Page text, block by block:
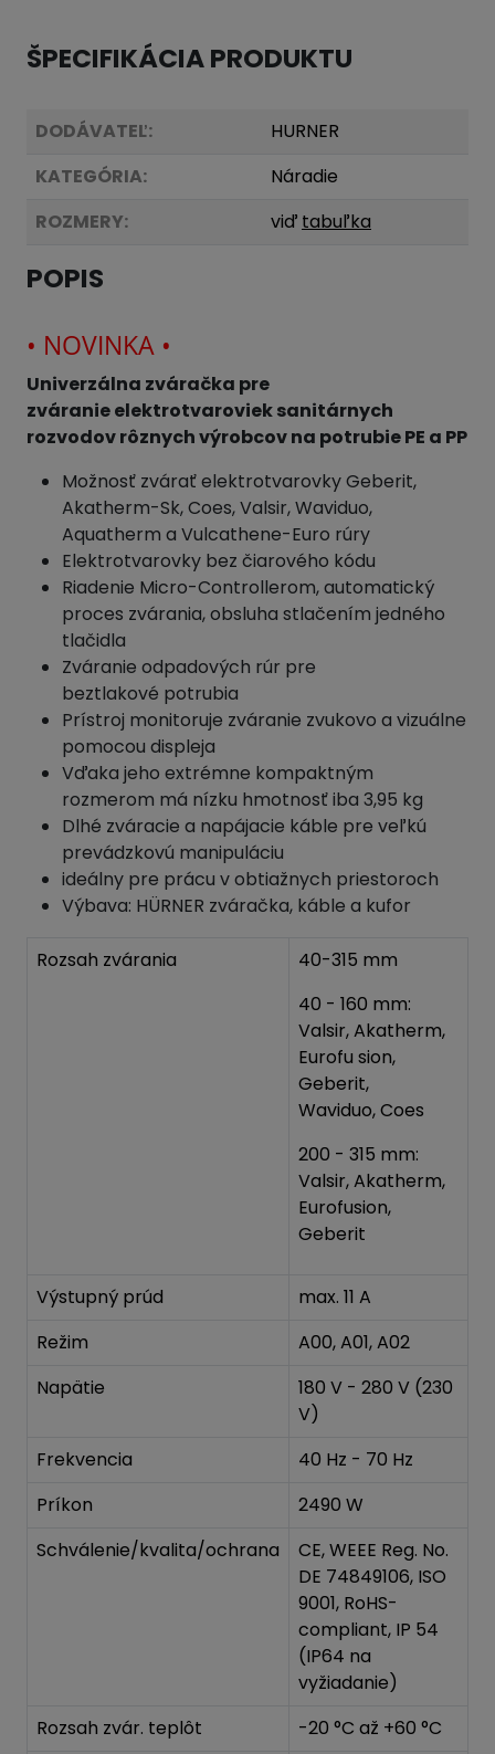
ŠPECIFIKÁCIA PRODUKTU
DODÁVATEĽ:
HURNER
KATEGÓRIA:
Náradie
ROZMERY:
viď tabuľka
POPIS
• NOVINKA •
Univerzálna zváračka pre
zváranie elektrotvaroviek sanitárnych
rozvodovrôznych výrobcovna potrubie PE a PP
Možnosť zvárať elektrotvarovky Geberit,
Akatherm-Sk, Coes, Valsir, Waviduo,
Aquatherm a Vulcathene-Euro rúry
Elektrotvarovky bez čiarového kódu
Riadenie Micro-Controllerom, automatický
proces zvárania, obsluha stlačením jedného
tlačidla
Zváranie odpadových rúr pre
beztlakové potrubia
Prístroj monitoruje zváranie zvukovo a vizuálne
pomocou displeja
Vďaka jeho extrémne kompaktným
rozmerom má nízku hmotnosť iba 3,95 kg
Dlhé zváracie a napájacie káble pre veľkú
prevádzkovú manipuláciu
ideálny pre prácu v obtiažnych priestoroch
Výbava: HÜRNER zváračka, káble a kufor
Rozsah zvárania
40-315 mm
40 - 160 mm:
Valsir, Akatherm,
Eurofu sion,
Geberit,
Waviduo, Coes
200 - 315 mm:
Valsir, Akatherm,
Eurofusion,
Geberit
Výstupný prúd
max. 11 A
Režim
A00, A01, A02
Napätie
180 V - 280 V (230
V)
Frekvencia
40 Hz - 70 Hz
Príkon
2490 W
Schválenie/kvalita/ochrana
CE, WEEE Reg. No.
DE 74849106, ISO
9001, RoHS-
compliant, IP 54
(IP64 na
vyžiadanie)
Rozsah zvár. teplôt
-20 °C až +60 °C